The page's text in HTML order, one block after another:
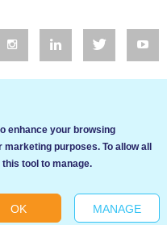
settings
enhance your browsing
purposes. To allow all
tool to manage.
OK MANAGE
услугите си. Ако
ние приемаме, че се